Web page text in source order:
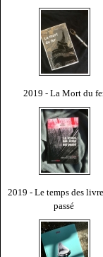
2019 - La Mort du
2019 - Le temps des
passé